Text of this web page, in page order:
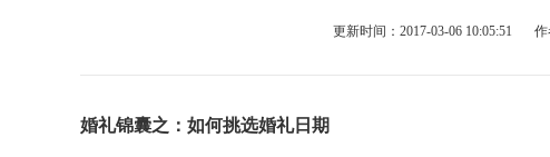
更新时间：2017-03-06 10:05:51 作
婚礼锦囊之：如何挑选婚礼日期